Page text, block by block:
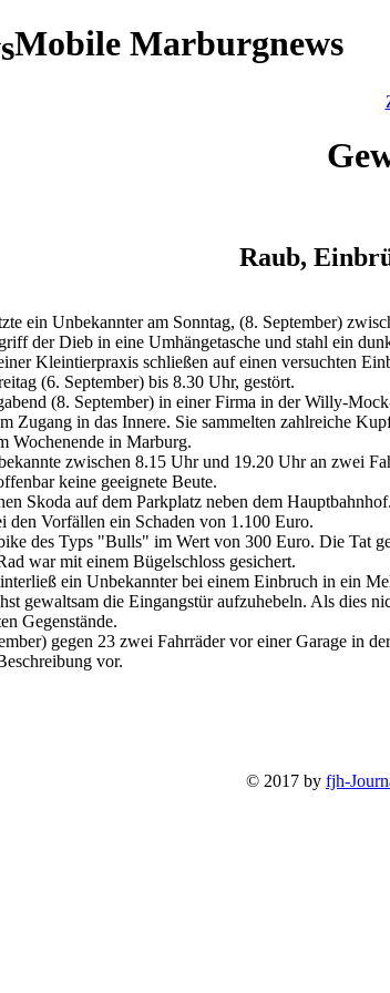
Mobile Marburgnews
Raub,
ein Unbekannter am Sonntag, (8. September)
der Dieb in eine Umhängetasche und stahl ein
Kleintierpraxis schließen auf einen versuchten
(6. September) bis 8.30 Uhr, gestört.
(8. September) in einer Firma in der Willy-
Zugang in das Innere. Sie sammelten zahlreiche
Wochenende in Marburg.
zwischen 8.15 Uhr und 19.20 Uhr an zwei
keine geeignete Beute.
Skoda auf dem Parkplatz neben dem
den Vorfällen ein Schaden von 1.100 Euro.
des Typs "Bulls" im Wert von 300 Euro. Die Tat
war mit einem Bügelschloss gesichert.
ein Unbekannter bei einem Einbruch in ein
gewaltsam die Eingangstür aufzuhebeln. Als dies
Gegenstände.
gegen 23 zwei Fahrräder vor einer Garage in
vor.
© 2017 by fjh-